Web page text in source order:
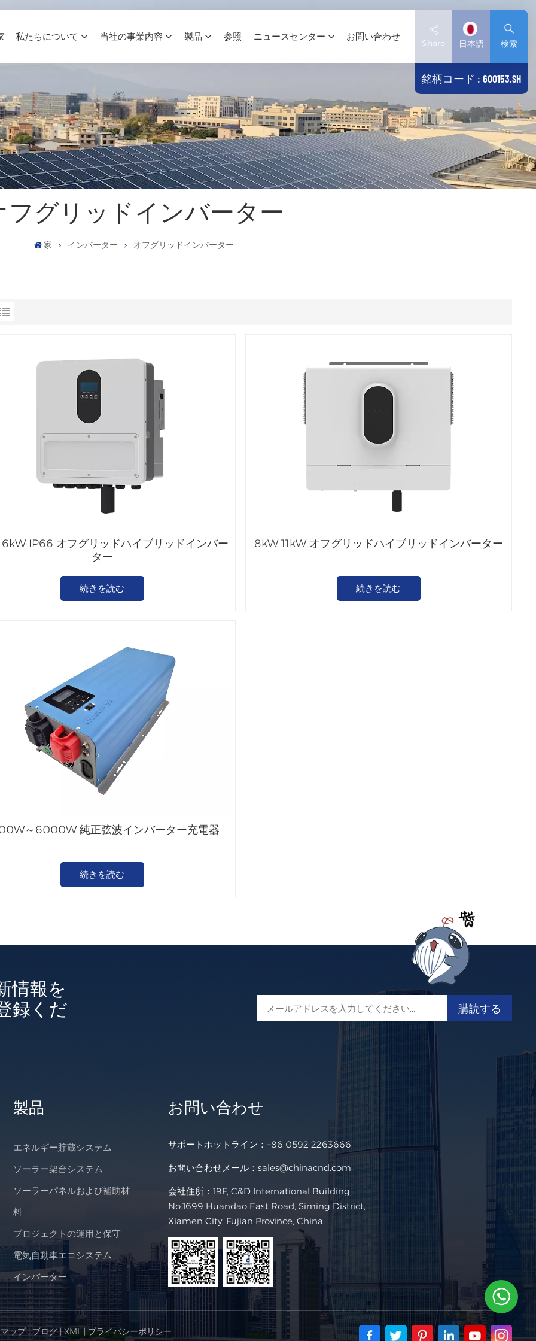
私たちについて 当社の事業内容 製品 参照 ニュースセンター お問い合わせ
Share 日本語
English
Deutsch
español
日本語
検索
銘柄コード : 600153.SH
フグリッドインバーター
家 インバーター オフグリッドインバーター
IP66 オフグリッドハイブリッドインバー
ター
続きを読む
8kW 11kW オフグリッドハイブリッドインバーター
続きを読む
～6000W 純正弦波インバーター充電器
続きを読む
情報を
録くだ
製品
エネルギー貯蔵システム
ソーラー架台システム
ソーラーパネルおよび補助材
料
プロジェクトの運用と保守
電気自動車エコシステム
インバーター
お問い合わせ
サポートホットライン：+86 0592 2263666
お問い合わせメール：sales@chinacnd.com
会社住所：19F, C&D International Building,
No.1699 Huandao East Road, Siming District,
Xiamen City, Fujian Province, China
ップ|ブログ|XML|プライバシーポリシー